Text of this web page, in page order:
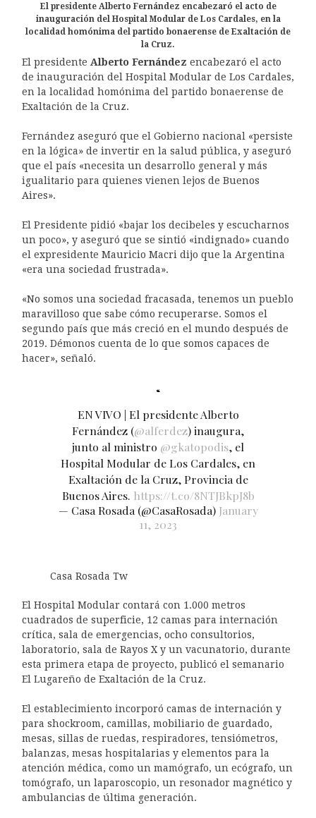
El presidente Alberto Fernández encabezaró el acto de
inauguración del Hospital Modular de Los Cardales, en la
localidad homónima del partido bonaerense de Exaltación de
la Cruz.
El presidente Alberto Fernández encabezaró el acto
de inauguración del Hospital Modular de Los Cardales,
en la localidad homónima del partido bonaerense de
Exaltación de la Cruz.
Fernández aseguró que el Gobierno nacional «persiste
en la lógica» de invertir en la salud pública, y aseguró
que el país «necesita un desarrollo general y más
igualitario para quienes vienen lejos de Buenos
Aires».
El Presidente pidió «bajar los decibeles y escucharnos
un poco», y aseguró que se sintió «indignado» cuando
el expresidente Mauricio Macri dijo que la Argentina
«era una sociedad frustrada».
«No somos una sociedad fracasada, tenemos un pueblo
maravilloso que sabe cómo recuperarse. Somos el
segundo país que más creció en el mundo después de
2019. Démonos cuenta de lo que somos capaces de
hacer», señaló.
EN VIVO | El presidente Alberto
Fernández (@alferdez) inaugura,
junto al ministro @gkatopodis, el
Hospital Modular de Los Cardales, en
Exaltación de la Cruz, Provincia de
Buenos Aires. https://t.co/8NTJBkpJ8b
— Casa Rosada (@CasaRosada) January
11, 2023
Casa Rosada Tw
El Hospital Modular contará con 1.000 metros
cuadrados de superficie, 12 camas para internación
crítica, sala de emergencias, ocho consultorios,
laboratorio, sala de Rayos X y un vacunatorio, durante
esta primera etapa de proyecto, publicó el semanario
El Lugareño de Exaltación de la Cruz.
El establecimiento incorporó camas de internación y
para shockroom, camillas, mobiliario de guardado,
mesas, sillas de ruedas, respiradores, tensiómetros,
balanzas, mesas hospitalarias y elementos para la
atención médica, como un mamógrafo, un ecógrafo, un
tomógrafo, un laparoscopio, un resonador magnético y
ambulancias de última generación.